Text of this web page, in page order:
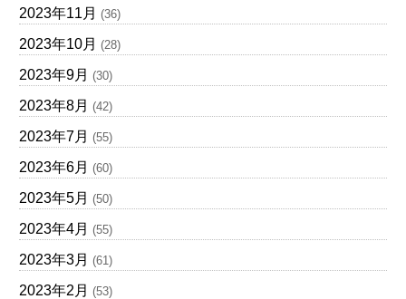
2023年11月 (36)
2023年10月 (28)
2023年9月 (30)
2023年8月 (42)
2023年7月 (55)
2023年6月 (60)
2023年5月 (50)
2023年4月 (55)
2023年3月 (61)
2023年2月 (53)